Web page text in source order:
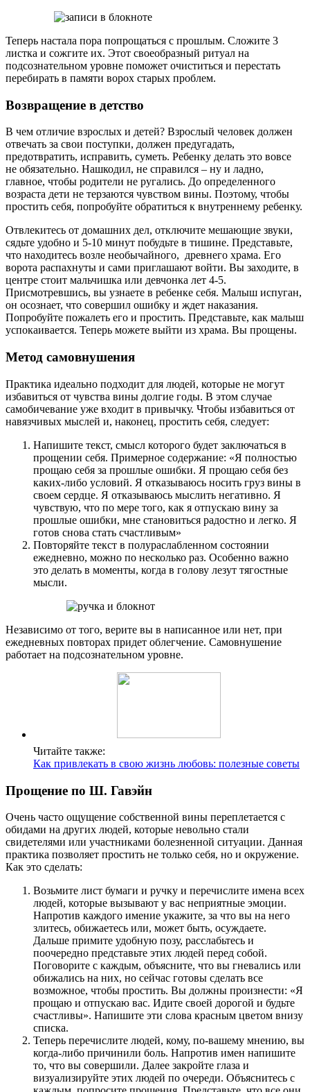
Теперь настала пора попрощаться с прошлым. Сложите 3
листка и сожгите их. Этот своеобразный ритуал на
подсознательном уровне поможет очиститься и перестать
перебирать в памяти ворох старых проблем.
Возвращение в детство
В чем отличие взрослых и детей? Взрослый человек должен
отвечать за свои поступки, должен предугадать,
предотвратить, исправить, суметь. Ребенку делать это вовсе
не обязательно. Нашкодил, не справился – ну и ладно,
главное, чтобы родители не ругались. До определенного
возраста дети не терзаются чувством вины. Поэтому, чтобы
простить себя, попробуйте обратиться к внутреннему ребенку.
Отвлекитесь от домашних дел, отключите мешающие звуки,
сядьте удобно и 5-10 минут побудьте в тишине. Представьте,
что находитесь возле необычайного, древнего храма. Его
ворота распахнуты и сами приглашают войти. Вы заходите, в
центре стоит мальчишка или девчонка лет 4-5.
Присмотревшись, вы узнаете в ребенке себя. Малыш испуган,
он осознает, что совершил ошибку и ждет наказания.
Попробуйте пожалеть его и простить. Представьте, как малыш
успокаивается. Теперь можете выйти из храма. Вы прощены.
Метод самовнушения
Практика идеально подходит для людей, которые не могут
избавиться от чувства вины долгие годы. В этом случае
самобичевание уже входит в привычку. Чтобы избавиться от
навязчивых мыслей и, наконец, простить себя, следует:
Напишите текст, смысл которого будет заключаться в
прощении себя. Примерное содержание: «Я полностью
прощаю себя за прошлые ошибки. Я прощаю себя без
каких-либо условий. Я отказываюсь носить груз вины в
своем сердце. Я отказываюсь мыслить негативно. Я
чувствую, что по мере того, как я отпускаю вину за
прошлые ошибки, мне становиться радостно и легко. Я
готов снова стать счастливым»
Повторяйте текст в полураслабленном состоянии
ежедневно, можно по несколько раз. Особенно важно
это делать в моменты, когда в голову лезут тягостные
мысли.
Независимо от того, верите вы в написанное или нет, при
ежедневных повторах придет облегчение. Самовнушение
работает на подсознательном уровне.
Читайте также:
Как привлекать в свою жизнь любовь: полезные советы
Прощение по Ш. Гавэйн
Очень часто ощущение собственной вины переплетается с
обидами на других людей, которые невольно стали
свидетелями или участниками болезненной ситуации. Данная
практика позволяет простить не только себя, но и окружение.
Как это сделать:
Возьмите лист бумаги и ручку и перечислите имена всех
людей, которые вызывают у вас неприятные эмоции.
Напротив каждого имение укажите, за что вы на него
злитесь, обижаетесь или, может быть, осуждаете.
Дальше примите удобную позу, расслабьтесь и
поочередно представьте этих людей перед собой.
Поговорите с каждым, объясните, что вы гневались или
обижались на них, но сейчас готовы сделать все
возможное, чтобы простить. Вы должны произнести: «Я
прощаю и отпускаю вас. Идите своей дорогой и будьте
счастливы». Напишите эти слова красным цветом внизу
списка.
Теперь перечислите людей, кому, по-вашему мнению, вы
когда-либо причинили боль. Напротив имен напишите
то, что вы совершили. Далее закройте глаза и
визуализируйте этих людей по очереди. Объяснитесь с